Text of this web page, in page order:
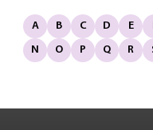
A B C D E
N
O P Q R